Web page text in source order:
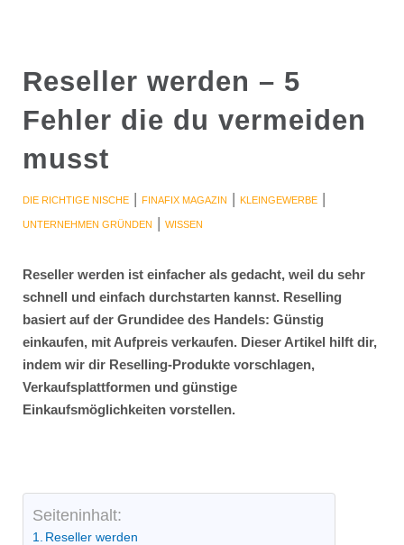
Reseller werden – 5
Fehler die du vermeiden
musst
DIE RICHTIGE NISCHE| FINAFIX MAGAZIN | KLEINGEWERBE|
UNTERNEHMEN GRÜNDEN | WISSEN
Reseller werden ist einfacher als gedacht, weil du sehr
schnell und einfach durchstarten kannst. Reselling
basiert auf der Grundidee des Handels: Günstig
einkaufen, mit Aufpreis verkaufen. Dieser Artikel hilft dir,
indem wir dir Reselling-Produkte vorschlagen,
Verkaufsplattformen und günstige
Einkaufsmöglichkeiten vorstellen.
Seiteninhalt:
Reseller werden